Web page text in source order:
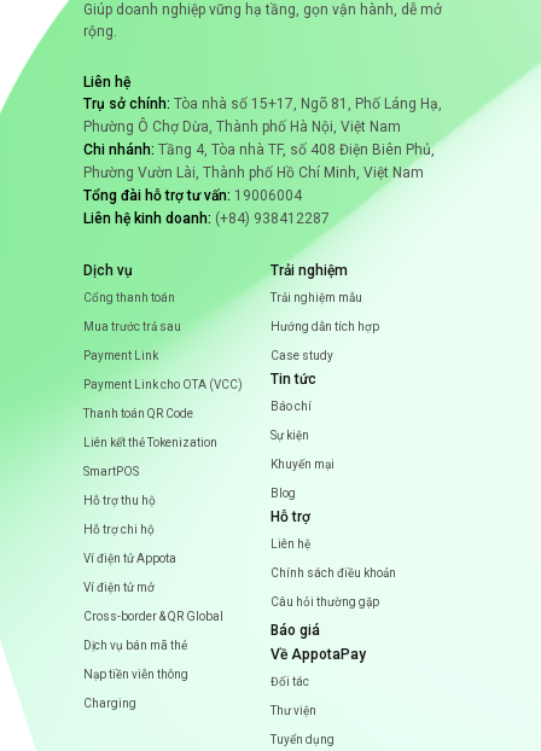
Giúp doanh nghiệp vững hạ tầng, gọn vận hành, dễ mở
rộng.
Liên hệ
Trụ sở chính: Tòa nhà số 15+17, Ngõ 81, Phố Láng Hạ,
Phường Ô Chợ Dừa, Thành phố Hà Nội, Việt Nam
Chi nhánh: Tầng 4, Tòa nhà TF, số 408 Điện Biên Phủ,
Phường Vườn Lài, Thành phố Hồ Chí Minh, Việt Nam
Tổng đài hỗ trợ tư vấn: 19006004
Liên hệ kinh doanh: (+84) 938412287
Dịch vụ
Cổng thanh toán
Mua trước trả sau
Payment Link
Payment Link cho OTA (VCC)
Thanh toán QR Code
Liên kết thẻ Tokenization
SmartPOS
Hỗ trợ thu hộ
Hỗ trợ chi hộ
Ví điện tử Appota
Ví điện tử mở
Cross-border & QR Global
Dịch vụ bán mã thẻ
Nạp tiền viễn thông
Charging
Trải nghiệm
Trải nghiệm mẫu
Hướng dẫn tích hợp
Case study
Tin tức
Báo chí
Sự kiện
Khuyến mại
Blog
Hỗ trợ
Liên hệ
Chính sách điều khoản
Câu hỏi thường gặp
Báo giá
Về AppotaPay
Đối tác
Thư viện
Tuyển dụng